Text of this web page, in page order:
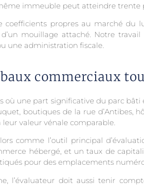
immeuble peut atteindre
coefficients propres au marché
mouillage attaché. Notre
une administration fiscale.
commerciaux
une part significative du parc bâti
boutiques de la rue d’Antibes,
valeur vénale comparable.
comme l’outil principal
hébergé, et un taux de
pour des emplacements
l’évaluateur doit aussi tenir